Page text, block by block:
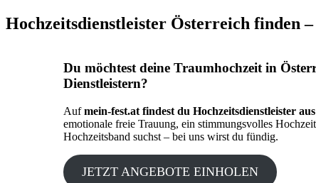
Hochzeitsdienstleister Österreich finden
Du möchtest deine Traumhochzeit in
Dienstleistern?
Aufmein-fest.at findest du Hochzeitsdienstleister
emotionale freie Trauung, ein stimmungsvolles
Hochzeitsband suchst – bei uns wirst du fündig.
JETZT ANGEBOTE EINHOLEN